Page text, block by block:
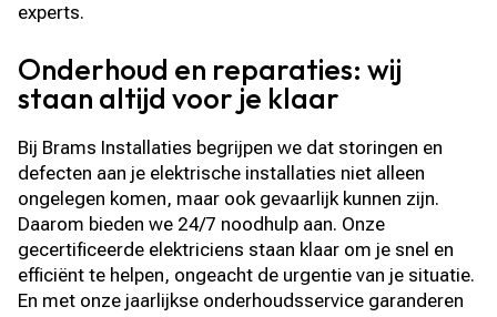
experts.
Onderhoud en reparaties: wij
staan altijd voor je klaar
Bij Brams Installaties begrijpen we dat storingen en
defecten aan je elektrische installaties niet alleen
ongelegen komen, maar ook gevaarlijk kunnen zijn.
Daarom bieden we 24/7 noodhulp aan. Onze
gecertificeerde elektriciens staan klaar om je snel en
efficiënt te helpen, ongeacht de urgentie van je situatie.
En met onze jaarlijkse onderhoudsservice garanderen